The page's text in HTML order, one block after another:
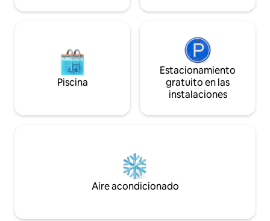
Piscina
Estacionamiento
gratuito en las
instalaciones
Aire acondicionado